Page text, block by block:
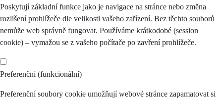
Poskytují základní funkce jako je navigace na stránce nebo změna
rozlišení prohlížeče dle velikosti vašeho zařízení. Bez těchto souborů
nemůže web správně fungovat. Používáme krátkodobé (session
cookie) – vymažou se z vašeho počítače po zavření prohlížeče.
Preferenční (funkcionální)
Preferenční soubory cookie umožňují webové stránce zapamatovat si